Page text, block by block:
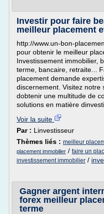
Investir pour faire
meilleur placement
http://www.un-bon-
pour obtenir le meilleur
Investissement immobilier,
terme, bancaire, retraite...
placement demande
discernement. Visitez notre
dobtenir une multitude de
solutions en matière
Voir la suite
Par : Linvestisseur
Thèmes liés : meilleur
placement immobilier / faire un
investissement immobilier /
Gagner argent
forex meilleur
terme